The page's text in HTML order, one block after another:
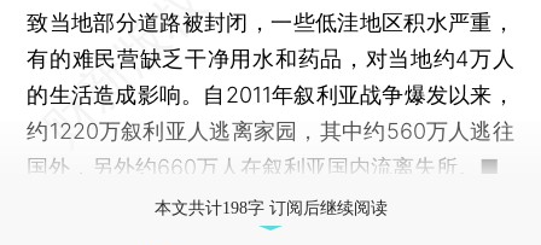
致当地部分道路被封闭，一些低洼地区积水严重，
有的难民营缺乏干净用水和药品，对当地约4万人
的生活造成影响。自2011年叙利亚战争爆发以来，
约1220万叙利亚人逃离家园，其中约560万人逃往
国外，另外约660万人在叙利亚国内流离失所。■
本文共计198字 订阅后继续阅读